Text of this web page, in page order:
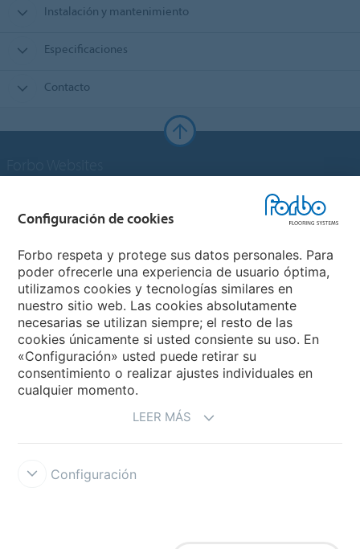
Instalación y mantenimiento
Especificaciones
Contacto
Forbo Flooring Systems
Forbo Movement Systems
Selecciona un país
Configuración de cookies
Forbo respeta y protege sus datos personales. Para
poder ofrecerle una experiencia de usuario óptima,
utilizamos cookies y tecnologías similares en
nuestro sitio web. Las cookies absolutamente
necesarias se utilizan siempre; el resto de las
cookies únicamente si usted consiente su uso. En
«Configuración» usted puede retirar su
consentimiento o realizar ajustes individuales en
cualquier momento.
LEER MÁS
Configuración